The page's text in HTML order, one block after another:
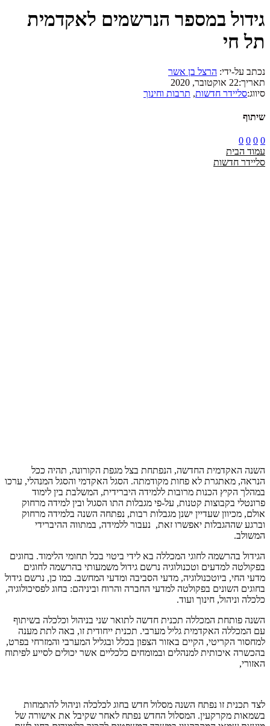
גידול במספר הנרשמים לאקדמית
תל חי
נכתב על-ידי: הרצל בן אשר
תאריך:22 אוקטובר, 2020
סיווג:סליידר חדשות, תרבות וחינוך
שיתוף
0
0
0
0
עמוד הבית
סליידר חדשות
השנה האקדמית החדשה, הנפתחת בצל מגפת הקורונה, תהיה ככל
הנראה, מאתגרת לא פחות מקודמתה. הסגל האקדמי והסגל המנהלי, ערכו
במהלך הקיץ הכנות מרובות ללמידה היברידית, המשלבת בין לימוד
פרונטלי בקבוצות קטנות, על-פי מגבלות התו הסגול ובין למידה מרחוק
אולם, מכיוון שעדיין ישנן מגבלות רבות, נפתחה השנה בלמידה מרחוק
וברגע שההגבלות יאפשרו זאת, נעבור ללמידה, במתווה ההיברידי
המשולב.
הגידול בהרשמה לחוגי המכללה בא לידי ביטוי בכל תחומי הלימוד. בחוגים
בפקולטה למדעים וטכנולוגיה נרשם גידול משמעותי בהרשמה לחוגים
מדעי החי, ביוטכנולוגיה, מדעי הסביבה ומדעי המחשב. כמו כן, נרשם גידול
בחוגים השונים בפקולטה למדעי החברה והרוח וביניהם: בחוג לפסיכולוגיה,
כלכלה וניהול, חינוך ועוד.
השנה פותחת המכללה תכנית חדשה לתואר שני בניהול וכלכלה בשיתוף
עם המכללה האקדמית גליל מערבי. תכנית ייחודית זו, באה לתת מענה
למחסור הקריטי, הקיים באזור הצפון בכלל ובגליל המערבי והמזרחי בפרט,
בהכשרה איכותית למנהלים ובמומחים כלכליים אשר יכולים לסייע לפיתוח
האזורי,
לצד תכנית זו נפתח השנה מסלול חדש בחוג לכלכלה וניהול להתמחות
בשמאות מקרקעין. המסלול החדש נפתח לאחר שקיבל את אישורה של